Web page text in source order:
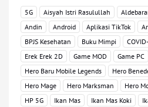
5G Aisyah Istri Rasulullah
Andin
Android Aplikasi TikTok
BPJS Kesehatan
Buku Mimpi
Erek Erek 2D
Game MOD Game PC
Hero Baru Mobile Legends
Hero
Hero Mage
Hero Marksman Hero
HP 5G
Ikan Mas Ikan Mas Koki